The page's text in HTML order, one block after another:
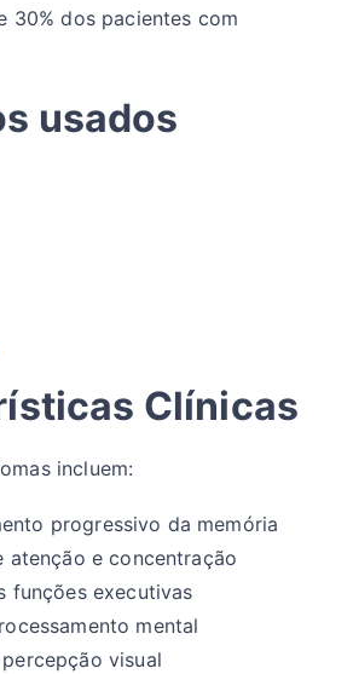
30% dos pacientes com
usados
Clínicas
incluem:
progressivo da memória
atenção e concentração
funções executivas
mental
visual